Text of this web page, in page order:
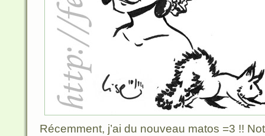
Récemment, j’ai du nouveau matos =3 !!